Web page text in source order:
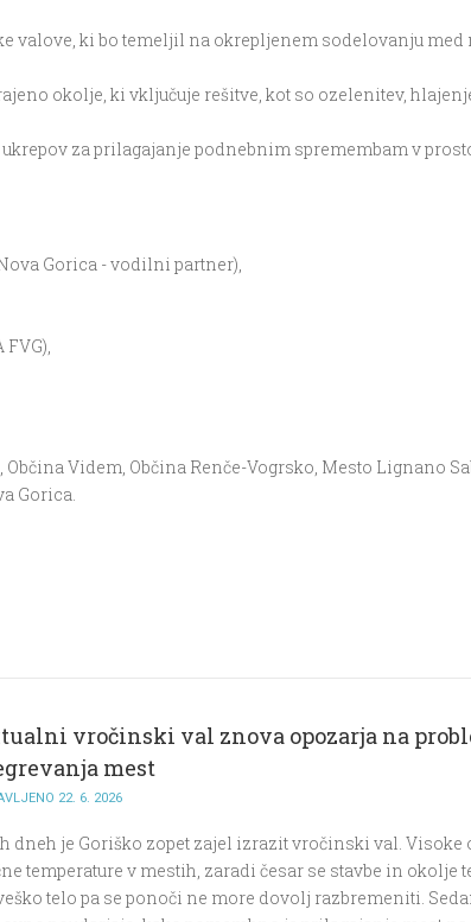
valove, ki bo temeljil na okrepljenem sodelovanju
okolje, ki vključuje rešitve, kot so ozelenitev,
za prilagajanje podnebnim spremembam v
Gorica - vodilni partner),
Videm, Občina Renče-Vogrsko, Mesto Lignano
Gorica.
vročinski val znova opozarja na
mest
22. 6. 2026
dneh je Goriško zopet zajel izrazit vročinski val. Visoke
temperature v mestih, zaradi česar se stavbe in okolje
telo pa se ponoči ne more dovolj razbremeniti.